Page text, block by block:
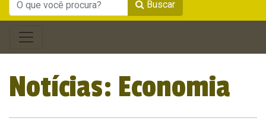
Buscar
Notícias: Economia